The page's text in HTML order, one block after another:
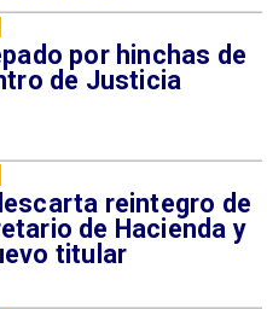
por hinchas de
de Justicia
reintegro de
de Hacienda y
titular